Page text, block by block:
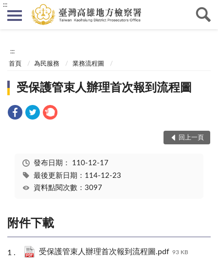
:::
:::
首頁 為民服務 業務流程圖
受保護管束人辦理首次報到流程圖
回上一頁
發布日期： 110-12-17
最後更新日期：114-12-23
資料點閱次數：3097
附件下載
受保護管束人辦理首次報到流程圖.pdf 93 KB